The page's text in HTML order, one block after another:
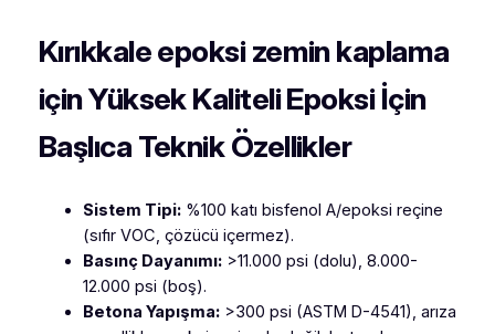
Kırıkkale epoksi zemin kaplama
için Yüksek Kaliteli Epoksi İçin
Başlıca Teknik Özellikler
Sistem Tipi:%100 katı bisfenol A/epoksi reçine
(sıfır VOC, çözücü içermez).
Basınç Dayanımı:>11.000 psi (dolu), 8.000-
12.000 psi (boş).
Betona Yapışma:>300 psi (ASTM D-4541), arıza